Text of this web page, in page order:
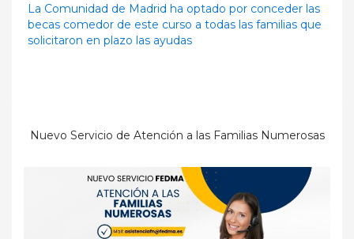
La Comunidad de Madrid ha optado por conceder las
becas comedor de este curso a todas las familias que
solicitaron en plazo las ayudas
Nuevo Servicio de Atención a las Familias Numerosas